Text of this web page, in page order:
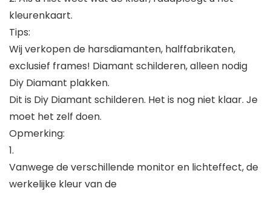
kleurenkaart.
Tips:
Wij verkopen de harsdiamanten, halffabrikaten,
exclusief frames! Diamant schilderen, alleen nodig
Diy Diamant plakken.
Dit is Diy Diamant schilderen. Het is nog niet klaar. Je
moet het zelf doen.
Opmerking:
1.
Vanwege de verschillende monitor en lichteffect, de
werkelijke kleur van de